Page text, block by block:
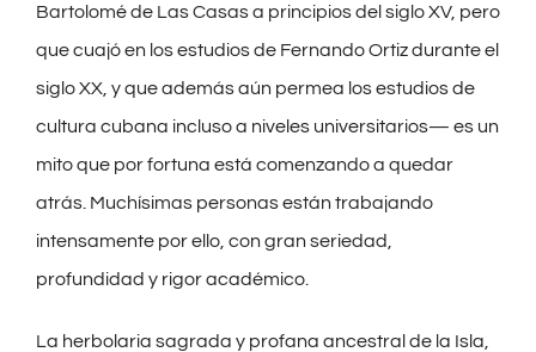
Bartolomé de Las Casas a principios del siglo XV, pero
que cuajó en los estudios de Fernando Ortiz durante el
siglo XX, y que además aún permea los estudios de
cultura cubana incluso a niveles universitarios— es un
mito que por fortuna está comenzando a quedar
atrás. Muchísimas personas están trabajando
intensamente por ello, con gran seriedad,
profundidad y rigor académico.
La herbolaria sagrada y profana ancestral de la Isla,